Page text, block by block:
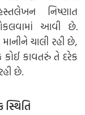
નિષ્ણાત
આવી છે.
ચાલી રહી છે,
કાવતરું તે દરેક
છે.
સ્થિતિ